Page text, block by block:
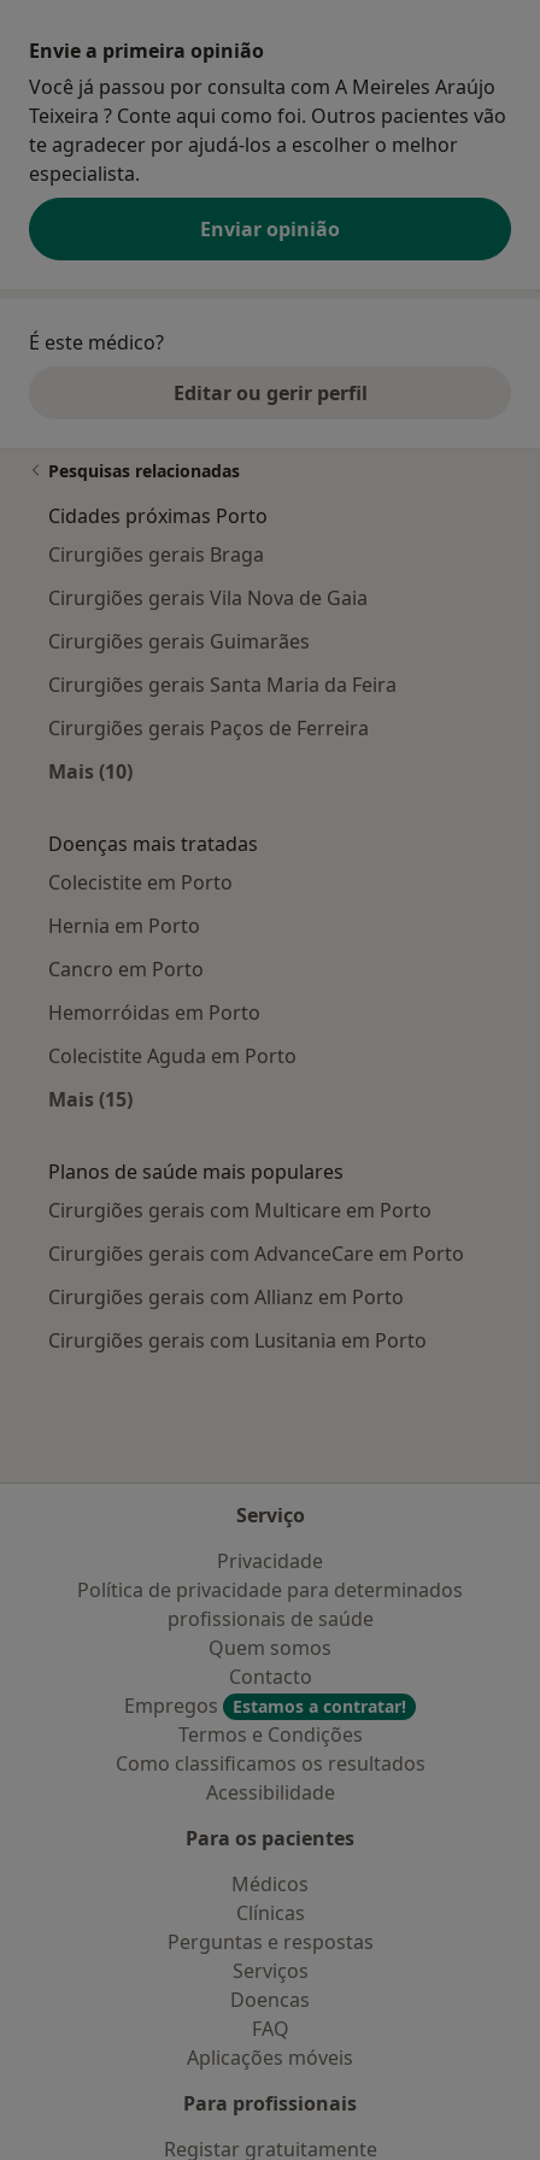
Envie a primeira opinião
Você já passou por consulta com A Meireles Araújo
Teixeira ? Conte aqui como foi. Outros pacientes vão
te agradecer por ajudá-los a escolher o melhor
especialista.
Enviar opinião
É este médico?
Editar ou gerir perfil
Pesquisas relacionadas
Cidades próximas Porto
Cirurgiões gerais Braga
Cirurgiões gerais Vila Nova de Gaia
Cirurgiões gerais Guimarães
Cirurgiões gerais Santa Maria da Feira
Cirurgiões gerais Paços de Ferreira
Mais (10)
Doenças mais tratadas
Colecistite em Porto
Hernia em Porto
Cancro em Porto
Hemorróidas em Porto
Colecistite Aguda em Porto
Mais (15)
Planos de saúde mais populares
Cirurgiões gerais com Multicare em Porto
Cirurgiões gerais com AdvanceCare em Porto
Cirurgiões gerais com Allianz em Porto
Cirurgiões gerais com Lusitania em Porto
Serviço
Privacidade
Política de privacidade para determinados
profissionais de saúde
Quem somos
Contacto
Empregos
Estamos a contratar!
Termos e Condições
Como classificamos os resultados
Acessibilidade
Para os pacientes
Médicos
Clínicas
Perguntas e respostas
Serviços
Doencas
FAQ
Aplicações móveis
Para profissionais
Registar gratuitamente